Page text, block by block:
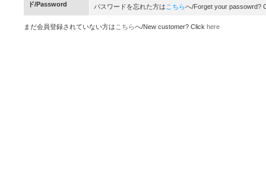
ド/Password
パスワードを忘れた方は こちらへ/Forget your passowrd?
まだ会員登録されていない方は こちらへ/New customer? Click here